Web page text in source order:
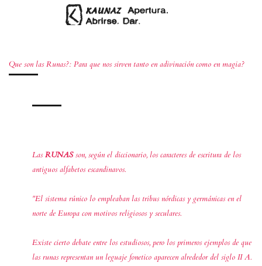
Que son las Runas?: Para que nos sirven tanto en adivinación como en magia?
LasRUNASson, según el diccionario, los caracteres de escritura de los
antiguos alfabetos escandinavos.
"El sistema rúnico lo empleaban las tribus nórdicas y germánicas en el
norte de Europa con motivos religiosos y seculares.
Existe cierto debate entre los estudiosos, pero los primeros ejemplos de que
las runas representan un leguaje fonetico aparecen alrededor del siglo II A.